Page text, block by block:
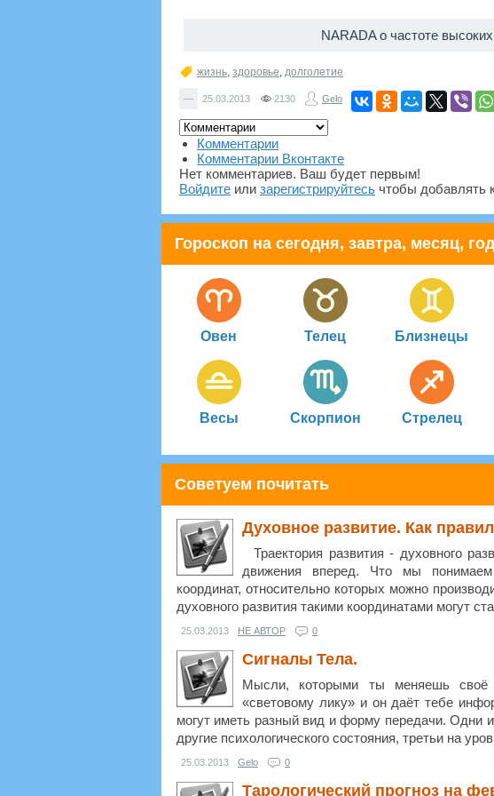
NARADA о частоте
жизнь, здоровье, долголетие
— 25.03.2013 2130 Gelo
Комментарии
Комментарии Вконтакте
Нет комментариев. Ваш будет первым!
Войдите или зарегистрируйтесь чтобы добавлять
Гороскоп на сегодня, завтра, месяц, год
Овен Телец Близнецы
Весы Скорпион Стрелец
Советуем почитать
Духовное развитие. Как
Траектория развития - духовного
движения вперед. Что мы понимаем
координат, относительно которых можно
духовного развития такими координатами могут
25.03.2013 НЕ АВТОР 0
Сигналы Тела.
Мысли, которыми ты меняешь своё
«световому лику» и он даёт тебе
могут иметь разный вид и форму передачи. Одни
другие психологического состояния, третьи на
25.03.2013 Gelo 0
Тарологический прогноз на